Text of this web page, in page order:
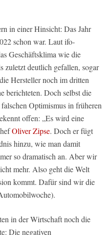
in einer Hinsicht: Das Jahr
schon war. Laut ifo-
Geschäftsklima wie die
zuletzt deutlich gefallen, sogar
Hersteller noch im dritten
berichteten. Doch selbst die
Optimismus in früheren
offen: „Es wird eine
Oliver Zipse. Doch er fügt
hinzu, wie man damit
so dramatisch an. Aber wir
mehr. Also geht die Welt
kommt. Dafür sind wir die
.
in der Wirtschaft noch die
Die negativen